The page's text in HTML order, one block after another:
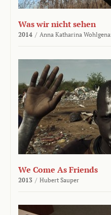
Was wir nicht sehen
2014 / Anna Katharina
We Come As Friends
2013 / Hubert Sauper